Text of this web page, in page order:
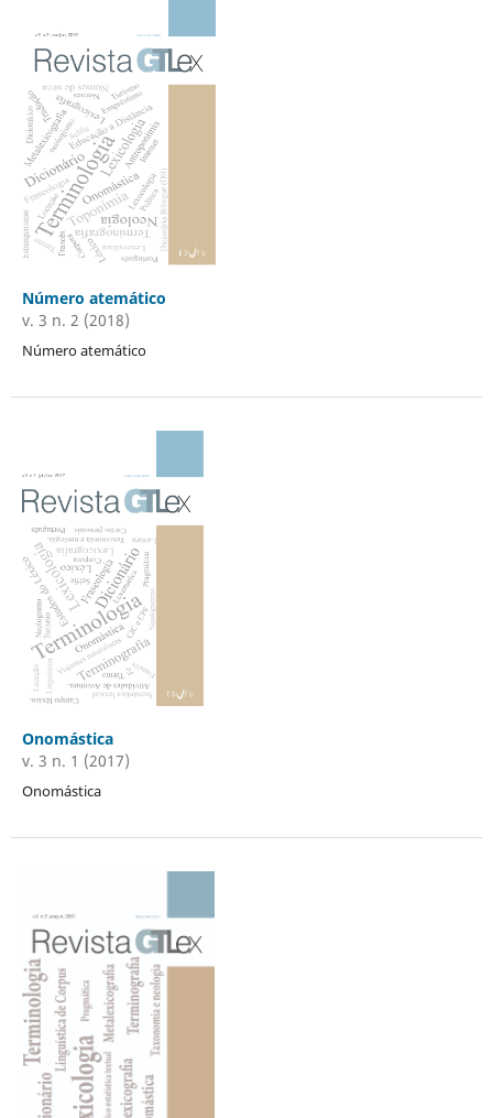
Número atemático
v. 3 n. 2 (2018)
Número atemático
Onomástica
v. 3 n. 1 (2017)
Onomástica